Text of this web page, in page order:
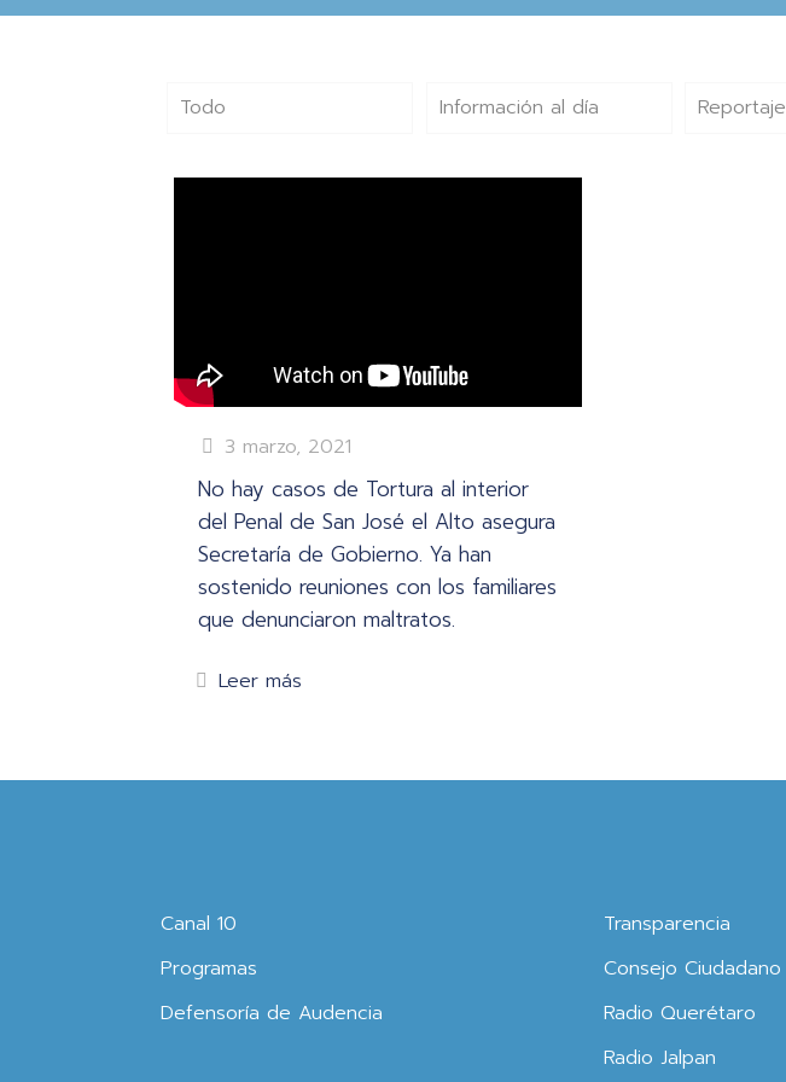
Todo Información al día Reportaje
3 marzo, 2021
No hay casos de Tortura al interior
del Penal de San José el Alto asegura
Secretaría de Gobierno. Ya han
sostenido reuniones con los familiares
que denunciaron maltratos.
Leer más
Canal 10
Programas
Defensoría de Audencia
Transparencia
Consejo Ciudadano
Radio Querétaro
Radio Jalpan